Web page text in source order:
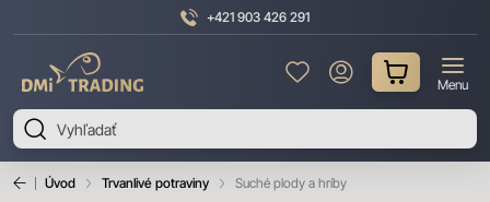
+421 903 426 291
Trading
Menu
Úvod Trvanlivé potraviny Suché plody a hríby